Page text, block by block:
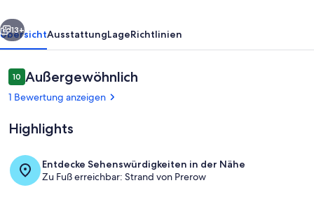
Zimmer
Weiter
13+
ÜbersichtAusstattungLageRichtlinien
Bewertungen
1010 von 10.
Außergewöhnlich
1 Bewertung anzeigen
Highlights
Entdecke Sehenswürdigkeiten in der Nähe
Zu Fuß erreichbar: Strand von Prerow